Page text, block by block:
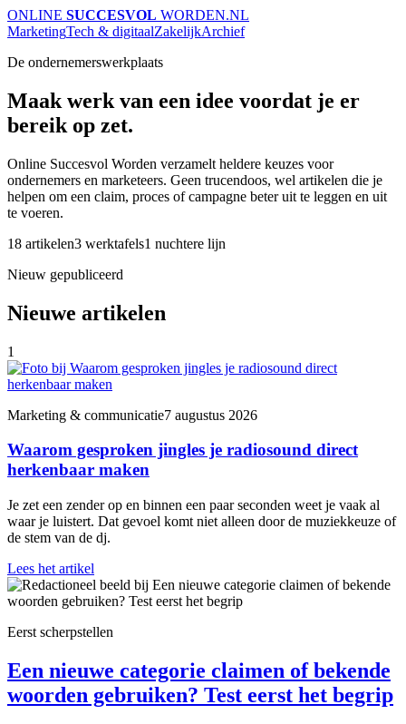
ONLINE SUCCESVOL WORDEN.NL
MarketingTech & digitaalZakelijkArchief
De ondernemerswerkplaats
Maak werk van een idee voordat je er
bereik op zet.
Online Succesvol Worden verzamelt heldere keuzes voor
ondernemers en marketeers. Geen trucendoos, wel artikelen die je
helpen om een claim, proces of campagne beter uit te leggen en uit
te voeren.
18 artikelen3 werktafels1 nuchtere lijn
Nieuw gepubliceerd
Nieuwe artikelen
1
Marketing & communicatie7 augustus 2026
Waarom gesproken jingles je radiosound direct
herkenbaar maken
Je zet een zender op en binnen een paar seconden weet je vaak al
waar je luistert. Dat gevoel komt niet alleen door de muziekkeuze of
de stem van de dj.
Lees het artikel
Eerst scherpstellen
Een nieuwe categorie claimen of bekende
woorden gebruiken? Test eerst het begrip